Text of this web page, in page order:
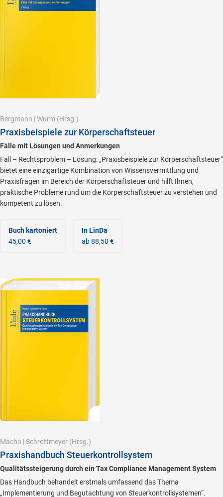
Bergmann | Wurm (Hrsg.)
Praxisbeispiele zur Körperschaftsteuer
Fälle mit Lösungen und Anmerkungen
Fall – Rechtsproblem – Lösung: „Praxisbeispiele zur Körperschaftsteuer“
bietet eine einzigartige Kombination von Wissensvermittlung und
Praxisfragen im Bereich der Körperschaftsteuer und hilft Ihnen,
praktische Probleme rund um die Körperschaftsteuer zu verstehen und
kompetent zu lösen.
Buch kartoniert
45,00 €
In LinDa
ab 88,50 €
Macho | Schrottmeyer (Hrsg.)
Praxishandbuch Steuerkontrollsystem
Qualitätssteigerung durch ein Tax Compliance Management System
Das Handbuch behandelt erstmals umfassend das Thema
„Implementierung und Begutachtung von Steuerkontrollsystemen“.